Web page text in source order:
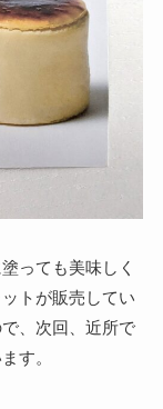
っても美味しく
トが販売してい
、次回、近所で
す。